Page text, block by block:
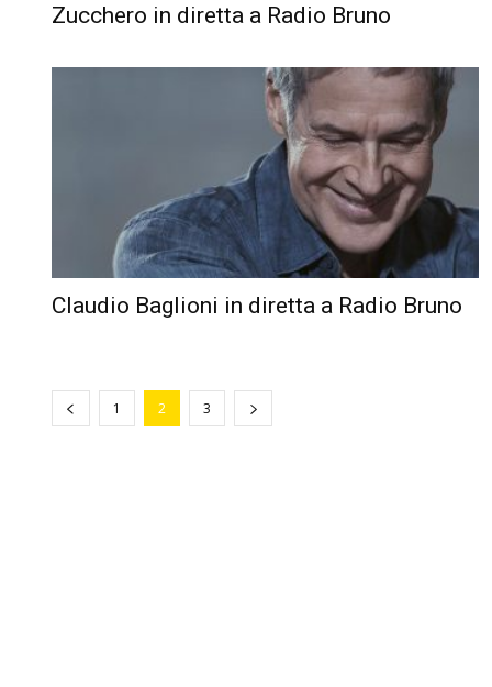
Zucchero in diretta a Radio Bruno
Claudio Baglioni in diretta a Radio Bruno
1 2 3